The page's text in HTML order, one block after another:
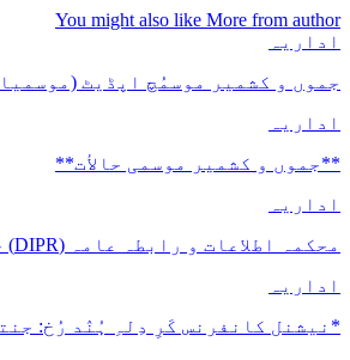
You might also like More from author
اداریہ
جموں و کشمیر موسمُچ اپڈیٹ
اداریہ
**جموں و كشمیر موسمی حالأت**
اداریہ
محکمہ اطلاعات و رابطہ عامہ (DIPR) جموں و کشمیر حکومت طرفہ بڑس پیمانس پیٹھ 17(سدہن)…
اداریہ
*نیشنل کانفرنس کَرِ دِلہِ ہُنٛد رُخ: